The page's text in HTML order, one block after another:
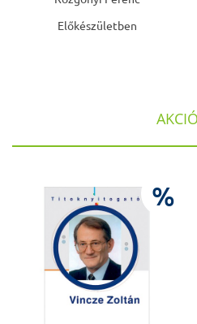
Előkészületben
%